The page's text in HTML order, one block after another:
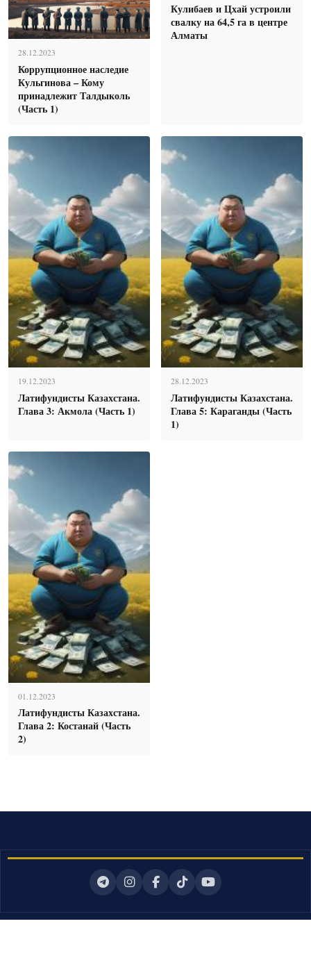
28.12.2023
Коррупционное наследие
Кульгинова – Кому
принадлежит Талдыколь
(Часть 1)
Кулибаев и Цхай устроили
свалку на 64,5 га в центре
Алматы
19.12.2023
Латифундисты Казахстана.
Глава 3: Акмола (Часть 1)
28.12.2023
Латифундисты Казахстана.
Глава 5: Караганды (Часть
1)
01.12.2023
Латифундисты Казахстана.
Глава 2: Костанай (Часть
2)